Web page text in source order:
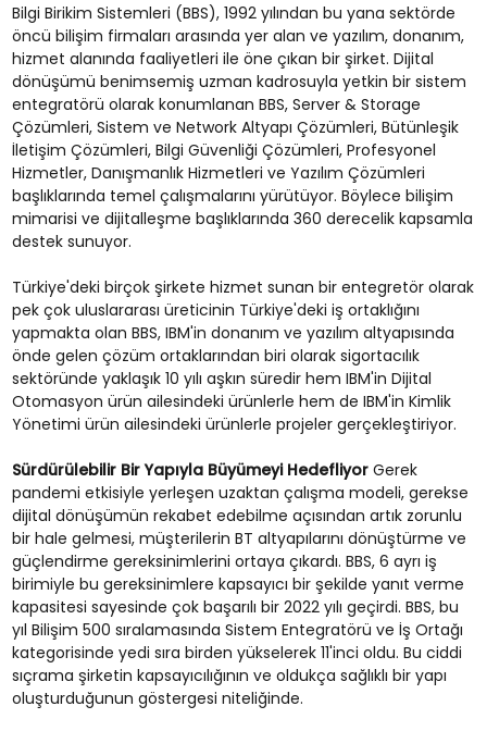
Bilgi Birikim Sistemleri (BBS), 1992 yılından bu yana sektörde
öncü bilişim firmaları arasında yer alan ve yazılım, donanım,
hizmet alanında faaliyetleri ile öne çıkan bir şirket. Dijital
dönüşümü benimsemiş uzman kadrosuyla yetkin bir sistem
entegratörü olarak konumlanan BBS, Server & Storage
Çözümleri, Sistem ve Network Altyapı Çözümleri, Bütünleşik
İletişim Çözümleri, Bilgi Güvenliği Çözümleri, Profesyonel
Hizmetler, Danışmanlık Hizmetleri ve Yazılım Çözümleri
başlıklarında temel çalışmalarını yürütüyor. Böylece bilişim
mimarisi ve dijitalleşme başlıklarında 360 derecelik kapsamla
destek sunuyor.
Türkiye'deki birçok şirkete hizmet sunan bir entegretör olarak
pek çok uluslararası üreticinin Türkiye'deki iş ortaklığını
yapmakta olan BBS, IBM'in donanım ve yazılım altyapısında
önde gelen çözüm ortaklarından biri olarak sigortacılık
sektöründe yaklaşık 10 yılı aşkın süredir hem IBM'in Dijital
Otomasyon ürün ailesindeki ürünlerle hem de IBM'in Kimlik
Yönetimi ürün ailesindeki ürünlerle projeler gerçekleştiriyor.
Sürdürülebilir Bir Yapıyla Büyümeyi HedefliyorGerek
pandemi etkisiyle yerleşen uzaktan çalışma modeli, gerekse
dijital dönüşümün rekabet edebilme açısından artık zorunlu
bir hale gelmesi, müşterilerin BT altyapılarını dönüştürme ve
güçlendirme gereksinimlerini ortaya çıkardı. BBS, 6 ayrı iş
birimiyle bu gereksinimlere kapsayıcı bir şekilde yanıt verme
kapasitesi sayesinde çok başarılı bir 2022 yılı geçirdi. BBS, bu
yıl Bilişim 500 sıralamasında Sistem Entegratörü ve İş Ortağı
kategorisinde yedi sıra birden yükselerek 11'inci oldu. Bu ciddi
sıçrama şirketin kapsayıcılığının ve oldukça sağlıklı bir yapı
oluşturduğunun göstergesi niteliğinde.